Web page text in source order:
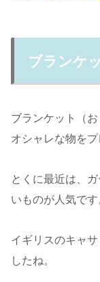
ブランケ
ブランケット（
オシャレな物を
とくに最近は、
いものが人気です
イギリスのキャ
したね。